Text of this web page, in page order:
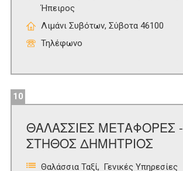
Ήπειρος
Λιμάνι Συβότων, Σύβοτα 46100
Τηλέφωνο
10
ΘΑΛΑΣΣΙΕΣ ΜΕΤΑΦΟΡΕΣ -
ΣΤΗΘΟΣ ΔΗΜΗΤΡΙΟΣ
Θαλάσσια Ταξί
Γενικές Υπηρεσίες